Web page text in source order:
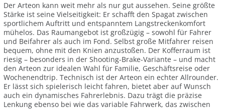
Der Arteon kann weit mehr als nur gut aussehen. Seine größte
Stärke ist seine Vielseitigkeit: Er schafft den Spagat zwischen
sportlichem Auftritt und entspanntem Langstreckenkomfort
mühelos. Das Raumangebot ist großzügig – sowohl für Fahrer
und Beifahrer als auch im Fond. Selbst große Mitfahrer reisen
bequem, ohne mit den Knien anzustoßen. Der Kofferraum ist
riesig – besonders in der Shooting-Brake-Variante – und macht
den Arteon zur idealen Wahl für Familie, Geschäftsreise oder
Wochenendtrip. Technisch ist der Arteon ein echter Allrounder.
Er lässt sich spielerisch leicht fahren, bietet aber auf Wunsch
auch ein dynamisches Fahrerlebnis. Dazu trägt die präzise
Lenkung ebenso bei wie das variable Fahrwerk, das zwischen